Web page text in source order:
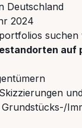
Deutschland
2024
auf